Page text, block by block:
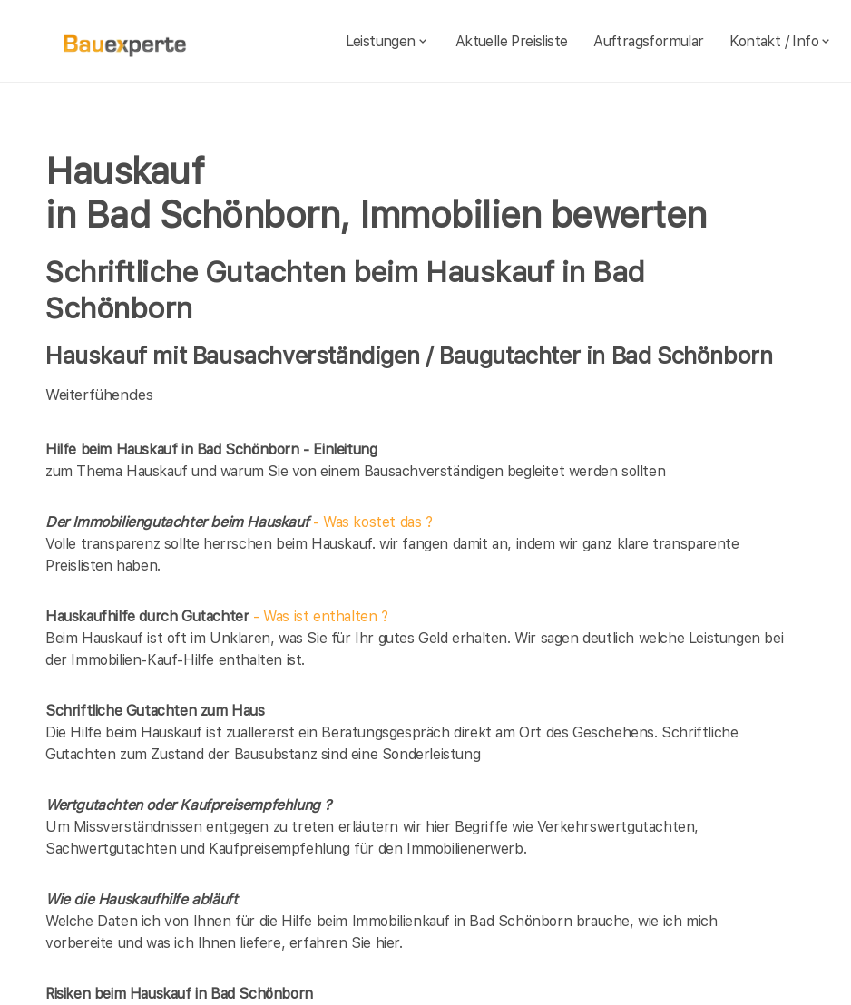
Leistungen Aktuelle Preisliste Auftragsformular Kontakt / Info
Hauskauf
in Bad Schönborn, Immobilien bewerten
Schriftliche Gutachten beim Hauskauf in Bad
Schönborn
Hauskauf mit Bausachverständigen / Baugutachter in Bad Schönborn
Weiterfühendes
Hilfe beim Hauskauf in Bad Schönborn - Einleitung
zum Thema Hauskauf und warum Sie von einem Bausachverständigen begleitet werden sollten
Der Immobiliengutachter beim Hauskauf- Was kostet das ?
Volle transparenz sollte herrschen beim Hauskauf. wir fangen damit an, indem wir ganz klare transparente
Preislisten haben.
Hauskaufhilfe durch Gutachter- Was ist enthalten ?
Beim Hauskauf ist oft im Unklaren, was Sie für Ihr gutes Geld erhalten. Wir sagen deutlich welche Leistungen bei
der Immobilien-Kauf-Hilfe enthalten ist.
Schriftliche Gutachten zum Haus
Die Hilfe beim Hauskauf ist zuallererst ein Beratungsgespräch direkt am Ort des Geschehens. Schriftliche
Gutachten zum Zustand der Bausubstanz sind eine Sonderleistung
Wertgutachten oder Kaufpreisempfehlung ?
Um Missverständnissen entgegen zu treten erläutern wir hier Begriffe wie Verkehrswertgutachten,
Sachwertgutachten und Kaufpreisempfehlung für den Immobilienerwerb.
Wie die Hauskaufhilfe abläuft
Welche Daten ich von Ihnen für die Hilfe beim Immobilienkauf in Bad Schönborn brauche, wie ich mich
vorbereite und was ich Ihnen liefere, erfahren Sie hier.
Risiken beim Hauskaufin Bad Schönborn